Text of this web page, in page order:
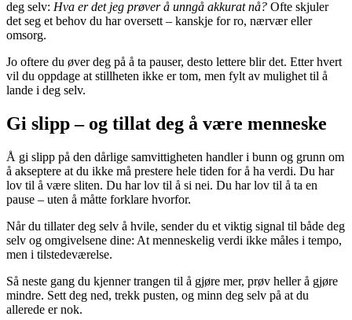
deg selv: Hva er det jeg prøver å unngå akkurat nå? Ofte skjuler
det seg et behov du har oversett – kanskje for ro, nærvær eller
omsorg.
Jo oftere du øver deg på å ta pauser, desto lettere blir det. Etter hvert
vil du oppdage at stillheten ikke er tom, men fylt av mulighet til å
lande i deg selv.
Gi slipp – og tillat deg å være menneske
Å gi slipp på den dårlige samvittigheten handler i bunn og grunn om
å akseptere at du ikke må prestere hele tiden for å ha verdi. Du har
lov til å være sliten. Du har lov til å si nei. Du har lov til å ta en
pause – uten å måtte forklare hvorfor.
Når du tillater deg selv å hvile, sender du et viktig signal til både deg
selv og omgivelsene dine: At menneskelig verdi ikke måles i tempo,
men i tilstedeværelse.
Så neste gang du kjenner trangen til å gjøre mer, prøv heller å gjøre
mindre. Sett deg ned, trekk pusten, og minn deg selv på at du
allerede er nok.